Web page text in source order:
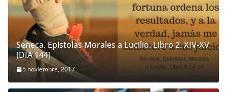
Seneca. Epistolas Morales a Lucilio. Libro 2. XIV-XV
[DIA 144]
5 noviembre, 2017